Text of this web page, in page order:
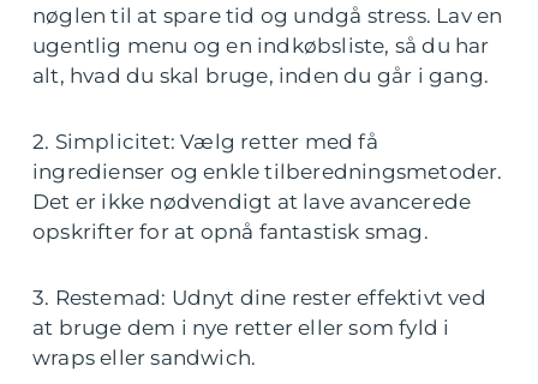
nøglen til at spare tid og undgå stress. Lav en
ugentlig menu og en indkøbsliste, så du har
alt, hvad du skal bruge, inden du går i gang.
2. Simplicitet: Vælg retter med få
ingredienser og enkle tilberedningsmetoder.
Det er ikke nødvendigt at lave avancerede
opskrifter for at opnå fantastisk smag.
3. Restemad: Udnyt dine rester effektivt ved
at bruge dem i nye retter eller som fyld i
wraps eller sandwich.